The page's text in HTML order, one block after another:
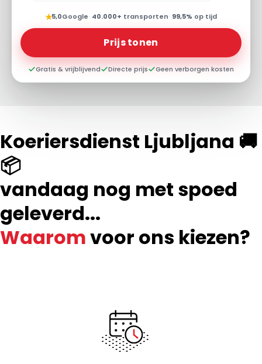
★5,0Google· 40.000+ transporten· 99,5% op tijd
Prijs tonen
Gratis & vrijblijvend Directe prijs Geen verborgen kosten
Koeriersdienst Ljubljana 🚚
📦
vandaag nog met spoed
geleverd...
Waaromvoor ons kiezen?